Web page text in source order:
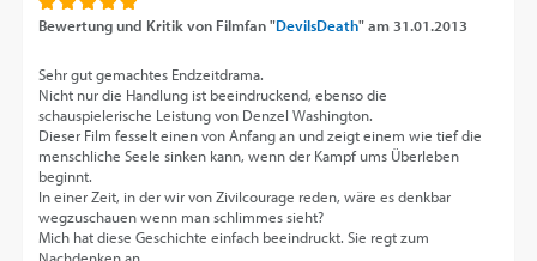
Bewertung und Kritik von Filmfan "DevilsDeath"am 31.01.2013
Sehr gut gemachtes Endzeitdrama.
Nicht nur die Handlung ist beeindruckend, ebenso die
schauspielerische Leistung von Denzel Washington.
Dieser Film fesselt einen von Anfang an und zeigt einem wie tief die
menschliche Seele sinken kann, wenn der Kampf ums Überleben
beginnt.
In einer Zeit, in der wir von Zivilcourage reden, wäre es denkbar
wegzuschauen wenn man schlimmes sieht?
Mich hat diese Geschichte einfach beeindruckt. Sie regt zum